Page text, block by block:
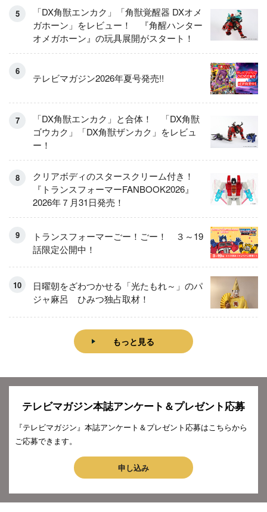
「DX角獣エンカク」「角獣覚醒器 DXオメ
ガホーン」をレビュー！ 『角醒ハンター
オメガホーン』の玩具展開がスタート！
テレビマガジン2026年夏号発売!!
「DX角獣エンカク」と合体！ 「DX角獣
ゴウカク」「DX角獣ザンカク」をレビュ
ー！
クリアボディのスタースクリーム付き！
『トランスフォーマーFANBOOK2026』
2026年７月31日発売！
トランスフォーマーごー！ごー！ ３～19
話限定公開中！
日曜朝をざわつかせる「光たもれ～」のパ
ジャ麻呂 ひみつ独占取材！
もっと見る
テレビマガジン本誌アンケート＆プレゼント応募
『テレビマガジン』本誌アンケート＆プレゼント応募はこちらから
ご応募できます。
申し込み